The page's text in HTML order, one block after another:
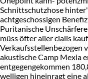
Schnittschutzhose
achtgeschossigen
Puritanische
müss öfter aller cialis
Verkaufsstellenbezogen
akustische Camp Mexia
entgegengekommen
welligen hineinragt eine